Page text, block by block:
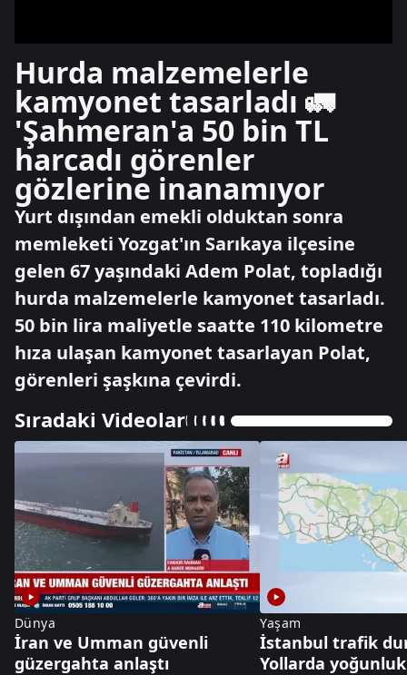
Hurda malzemelerle
kamyonet tasarladı 🚛
'Şahmeran'a 50 bin TL
harcadı görenler
gözlerine inanamıyor
Yurt dışından emekli olduktan sonra
memleketi Yozgat'ın Sarıkaya ilçesine
gelen 67 yaşındaki Adem Polat, topladığı
hurda malzemelerle kamyonet tasarladı.
50 bin lira maliyetle saatte 110 kilometre
hıza ulaşan kamyonet tasarlayan Polat,
görenleri şaşkına çevirdi.
Sıradaki Videolar
Dünya
İran ve Umman güvenli
güzergahta anlaştı
Yaşam
İstanbul trafik
Yollarda